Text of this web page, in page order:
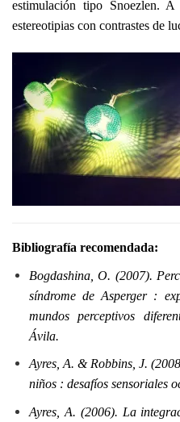
estimulación tipo Snoezlen.
estereotipias con contrastes de
Bibliografía recomendada:
Bogdashina, O. (2007).
síndrome de Asperger :
mundos perceptivos
Ávila.
Ayres, A. & Robbins, J.
niños : desafíos sensoriales
Ayres, A. (2006). La